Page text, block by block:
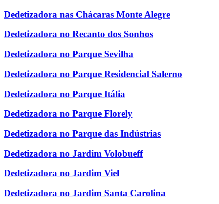
Dedetizadora nas Chácaras Monte Alegre
Dedetizadora no Recanto dos Sonhos
Dedetizadora no Parque Sevilha
Dedetizadora no Parque Residencial Salerno
Dedetizadora no Parque Itália
Dedetizadora no Parque Florely
Dedetizadora no Parque das Indústrias
Dedetizadora no Jardim Volobueff
Dedetizadora no Jardim Viel
Dedetizadora no Jardim Santa Carolina